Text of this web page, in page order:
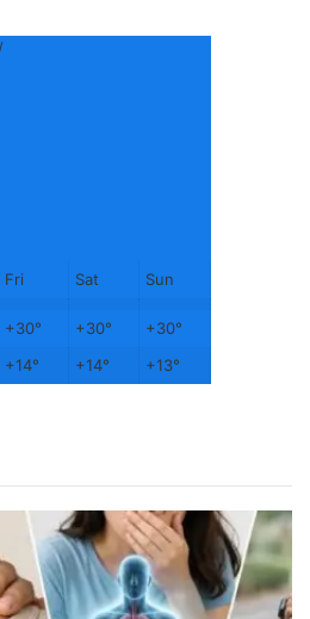
Fri Sat Sun
+30° +30° +30°
+14° +14° +13°